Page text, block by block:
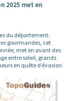
2025 met en
du département.
gourmandes, cet
met en avant des
entre soleil, grands
en quête d’évasion.